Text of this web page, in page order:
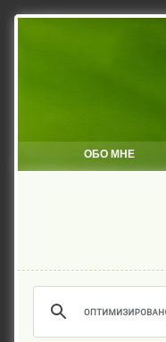
ОБО МНЕ